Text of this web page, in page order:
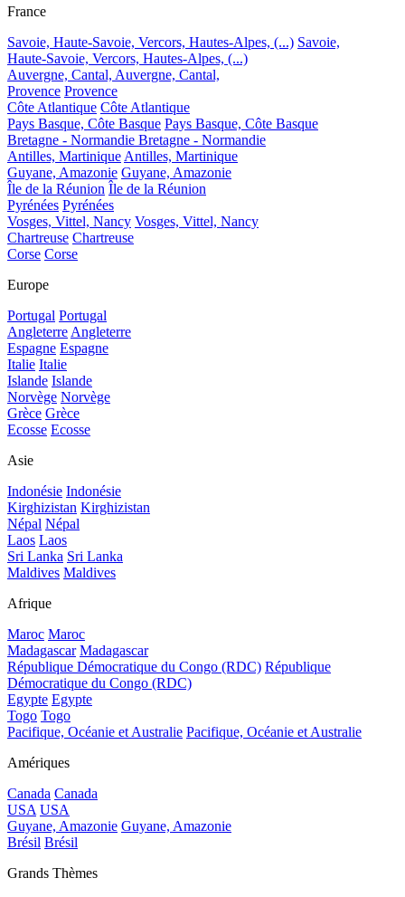
France
Savoie, Haute-Savoie, Vercors, Hautes-Alpes, (...) Savoie,
Haute-Savoie, Vercors, Hautes-Alpes, (...)
Auvergne, Cantal, Auvergne, Cantal,
Provence Provence
Côte Atlantique Côte Atlantique
Pays Basque, Côte Basque Pays Basque, Côte Basque
Bretagne - Normandie Bretagne - Normandie
Antilles, Martinique Antilles, Martinique
Guyane, Amazonie Guyane, Amazonie
Île de la Réunion Île de la Réunion
Pyrénées Pyrénées
Vosges, Vittel, Nancy Vosges, Vittel, Nancy
Chartreuse Chartreuse
Corse Corse
Europe
Portugal Portugal
Angleterre Angleterre
Espagne Espagne
Italie Italie
Islande Islande
Norvège Norvège
Grèce Grèce
Ecosse Ecosse
Asie
Indonésie Indonésie
Kirghizistan Kirghizistan
Népal Népal
Laos Laos
Sri Lanka Sri Lanka
Maldives Maldives
Afrique
Maroc Maroc
Madagascar Madagascar
République Démocratique du Congo (RDC) République
Démocratique du Congo (RDC)
Egypte Egypte
Togo Togo
Pacifique, Océanie et Australie Pacifique, Océanie et Australie
Amériques
Canada Canada
USA USA
Guyane, Amazonie Guyane, Amazonie
Brésil Brésil
Grands Thèmes